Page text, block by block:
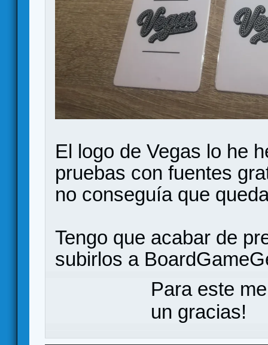
El logo de Vegas lo he
pruebas con fuentes
no conseguía que
Tengo que acabar de
subirlos a
Para este
un gracias!